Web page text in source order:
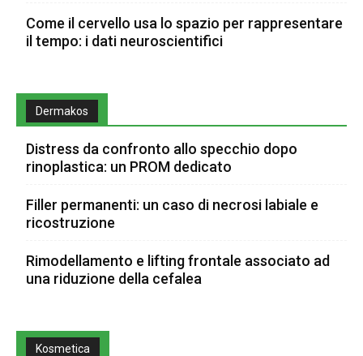
Come il cervello usa lo spazio per rappresentare
il tempo: i dati neuroscientifici
Dermakos
Distress da confronto allo specchio dopo
rinoplastica: un PROM dedicato
Filler permanenti: un caso di necrosi labiale e
ricostruzione
Rimodellamento e lifting frontale associato ad
una riduzione della cefalea
Kosmetica